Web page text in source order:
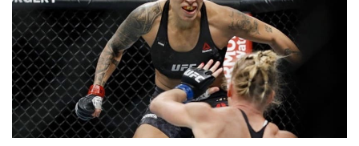
Sex a vztahy
Videa
Sledujte prima+